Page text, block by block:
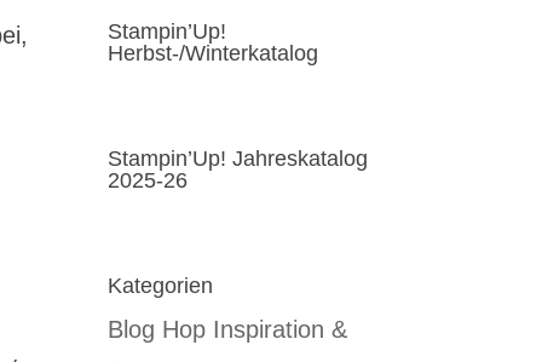
Stampin’Up!
Herbst-/Winterkatalog
Stampin’Up! Jahreskatalog
2025-26
Kategorien
Blog Hop Inspiration &